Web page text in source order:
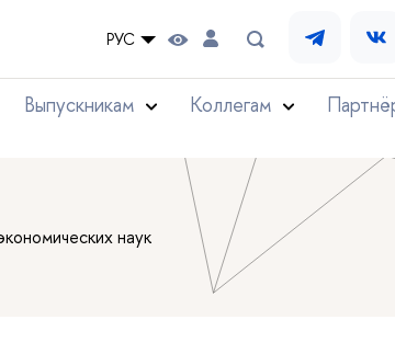
РУС
Выпускникам Коллегам
наук